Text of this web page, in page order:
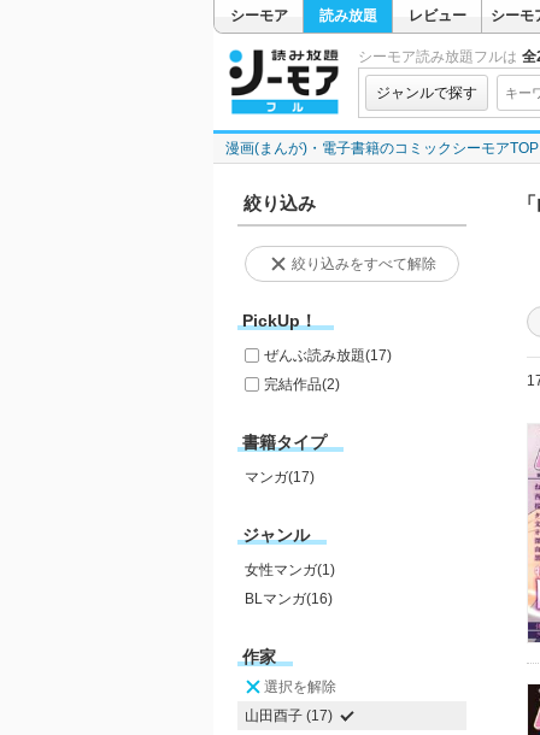
シーモア 読み放題 レビュー シーモ
シーモア読み放題フルは 全
ジャンルで探す
漫画(まんが)・電子書籍のコミックシーモアTOP
絞り込み
絞り込みをすべて解除
PickUp！
ぜんぶ読み放題(17)
完結作品(2)
書籍タイプ
マンガ(17)
ジャンル
女性マンガ(1)
BLマンガ(16)
作家
選択を解除
山田酉子 (17)